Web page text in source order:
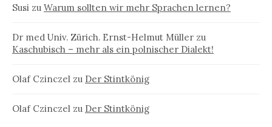
Susi zu Warum sollten wir mehr Sprachen lernen?
Dr med Univ. Zürich. Ernst-Helmut Müller zu
Kaschubisch – mehr als ein polnischer Dialekt!
Olaf Czinczel zu Der Stintkönig
Olaf Czinczel zu Der Stintkönig